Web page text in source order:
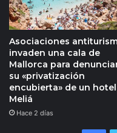
Asociaciones
invaden una cala de
Mallorca para
su «privatización
encubierta» de un hotel
Meliá
Hace 2 días